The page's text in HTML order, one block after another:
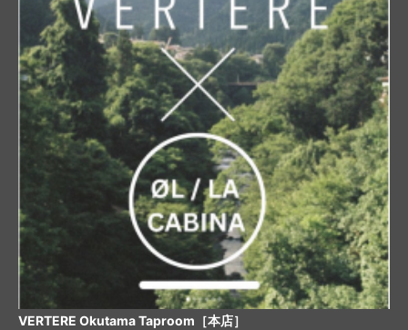
VERTERE Okutama Taproom［本店］